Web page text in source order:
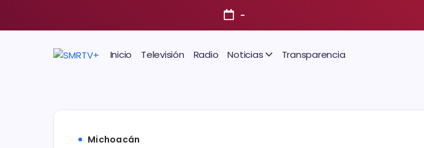
-
Inicio Televisión Radio Noticias Transparencia
Michoacán